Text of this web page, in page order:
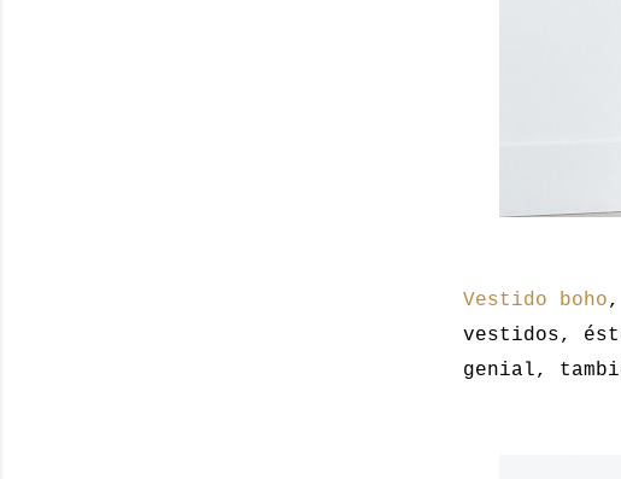
Vestido boho,
vestidos,
genial,